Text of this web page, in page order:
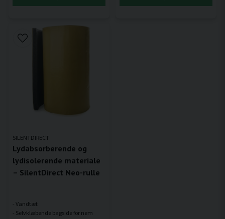
SILENTDIRECT
Lydabsorberende og
lydisolerende materiale
– SilentDirect Neo-rulle
- Vandtæt
- Selvklæbende bagside for nem